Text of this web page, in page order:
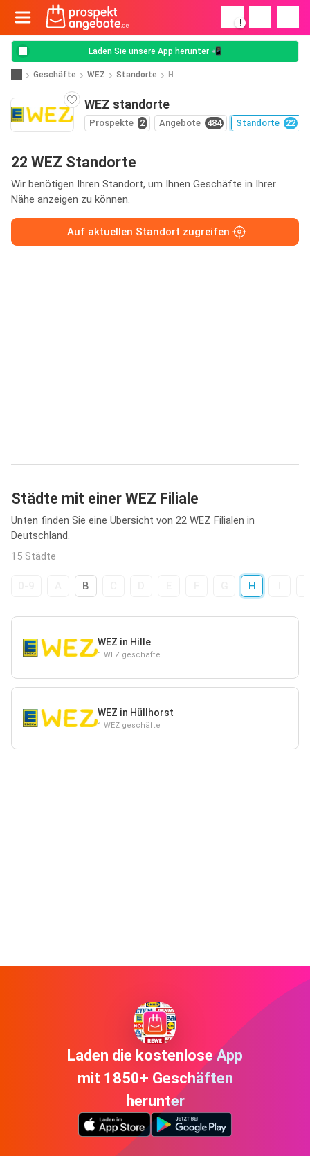
!
Laden Sie unsere App herunter 📲
Geschäfte WEZ Standorte H
WEZ standorte
Prospekte 2 Angebote 484 Standorte 22
22 WEZ Standorte
Wir benötigen Ihren Standort, um Ihnen Geschäfte in Ihrer
Nähe anzeigen zu können.
Auf aktuellen Standort zugreifen
Städte mit einer WEZ Filiale
Unten finden Sie eine Übersicht von 22 WEZ Filialen in
Deutschland.
15 Städte
B H
WEZ in Hille
1 WEZ geschäfte
WEZ in Hüllhorst
1 WEZ geschäfte
Laden die kostenlose App
mit 1850+ Geschäften
herunter